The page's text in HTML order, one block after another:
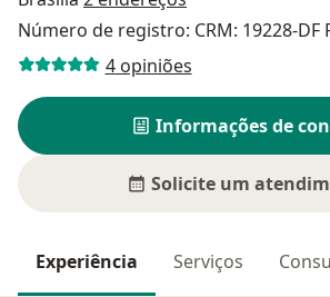
Número de registro: CRM: 19228-DF
4 opiniões
Informações de
Solicite um
Experiência Serviços